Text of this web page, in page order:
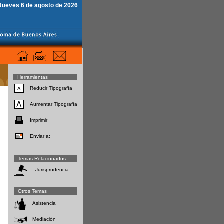
6 de agosto de 2026
Herramientas
Reducir Tipografía
Aumentar Tipografía
Imprimir
Enviar a:
Temas Relacionados
Jurisprudencia
Otros Temas
Asistencia
Mediación